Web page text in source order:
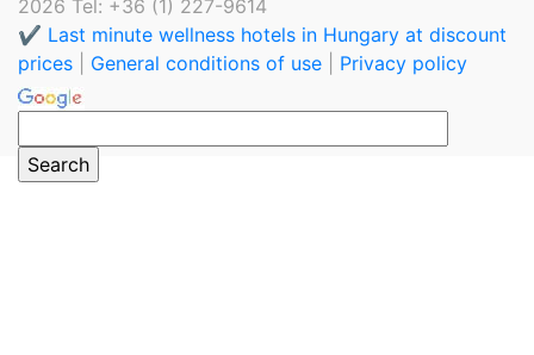
2026 Tel: +36 (1) 227-9614
✔️ Last minute wellness hotels in Hungary at discount
prices
General conditions of use Privacy policy